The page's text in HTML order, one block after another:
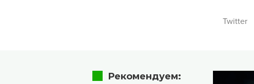
Twitter
Рекомендуем: